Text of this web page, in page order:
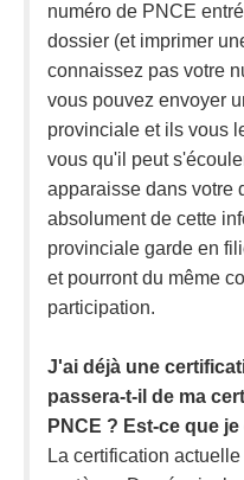
numéro de PNCE
dossier (et imprimer
connaissez pas votre
vous pouvez envoyer
provinciale et ils vous
vous qu'il peut
apparaisse dans votre
absolument de cette
provinciale garde en
et pourront du même
participation.
J'ai déjà une
passera-t-il de ma
PNCE ? Est-ce que
La certification